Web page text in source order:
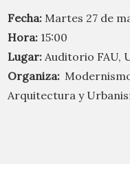
Fecha:Martes 27 de
Hora:15:00
Lugar:Auditorio FAU,
Organiza:
Arquitectura y